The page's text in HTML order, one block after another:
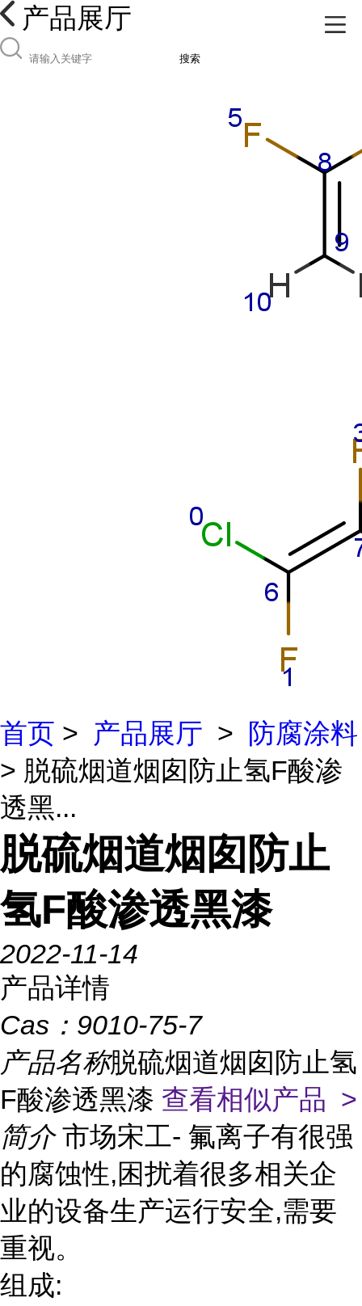
产品展厅
搜索
首页 > 产品展厅 >
防腐涂料
> 脱硫烟道烟囱防止氢F酸渗
透黑...
脱硫烟道烟囱防止
氢F酸渗透黑漆
2022-11-14
产品详情
Cas： 9010-75-7
产品名称脱硫烟道烟囱防止氢
F酸渗透黑漆 查看相似产品 >
简介 市场宋工- 氟离子有很强
的腐蚀性,困扰着很多相关企
业的设备生产运行安全,需要
重视。
组成: